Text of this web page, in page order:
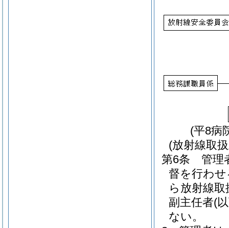
(平8病
(放射線取
第6条
管理
督を行わ
ら放射線
副主任者(
ない。